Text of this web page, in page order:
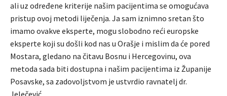
ali uz određene kriterije našim pacijentima se omogućava
pristup ovoj metodi liječenja. Ja sam iznimno sretan što
imamo ovakve eksperte, mogu slobodno reći europske
eksperte koji su došli kod nas u Orašje i mislim da će pored
Mostara, gledano na čitavu Bosnu i Hercegovinu, ova
metoda sada biti dostupna i našim pacijentima iz Županije
Posavske, sa zadovoljstvom je ustvrdio ravnatelj dr.